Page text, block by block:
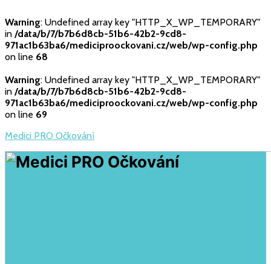
Warning: Undefined array key "HTTP_X_WP_TEMPORARY"
in /data/b/7/b7b6d8cb-51b6-42b2-9cd8-
971ac1b63ba6/mediciproockovani.cz/web/wp-config.php
on line 68
Warning: Undefined array key "HTTP_X_WP_TEMPORARY"
in /data/b/7/b7b6d8cb-51b6-42b2-9cd8-
971ac1b63ba6/mediciproockovani.cz/web/wp-config.php
on line 69
Medici PRO Očkování